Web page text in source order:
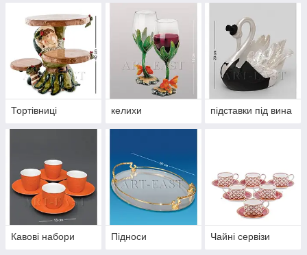
Тортівниці келихи підставки під вина
Кавові набори Підноси Чайні сервізи